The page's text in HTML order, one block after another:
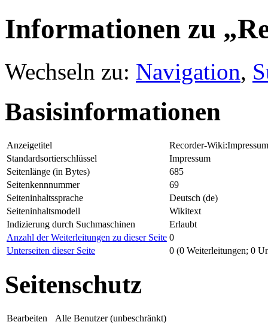
Informationen zu
Wechseln zu: Navigation,
Basisinformationen
Anzeigetitel
Recorder-Wiki:Impressum
Standardsortierschlüssel
Impressum
Seitenlänge (in Bytes)
685
Seitenkennnummer
69
Seiteninhaltssprache
Deutsch (de)
Seiteninhaltsmodell
Wikitext
Indizierung durch Suchmaschinen
Erlaubt
Anzahl der Weiterleitungen zu dieser Seite 0
Unterseiten dieser Seite
0 (0 Weiterleitungen; 0
Seitenschutz
Bearbeiten
Alle Benutzer (unbeschränkt)